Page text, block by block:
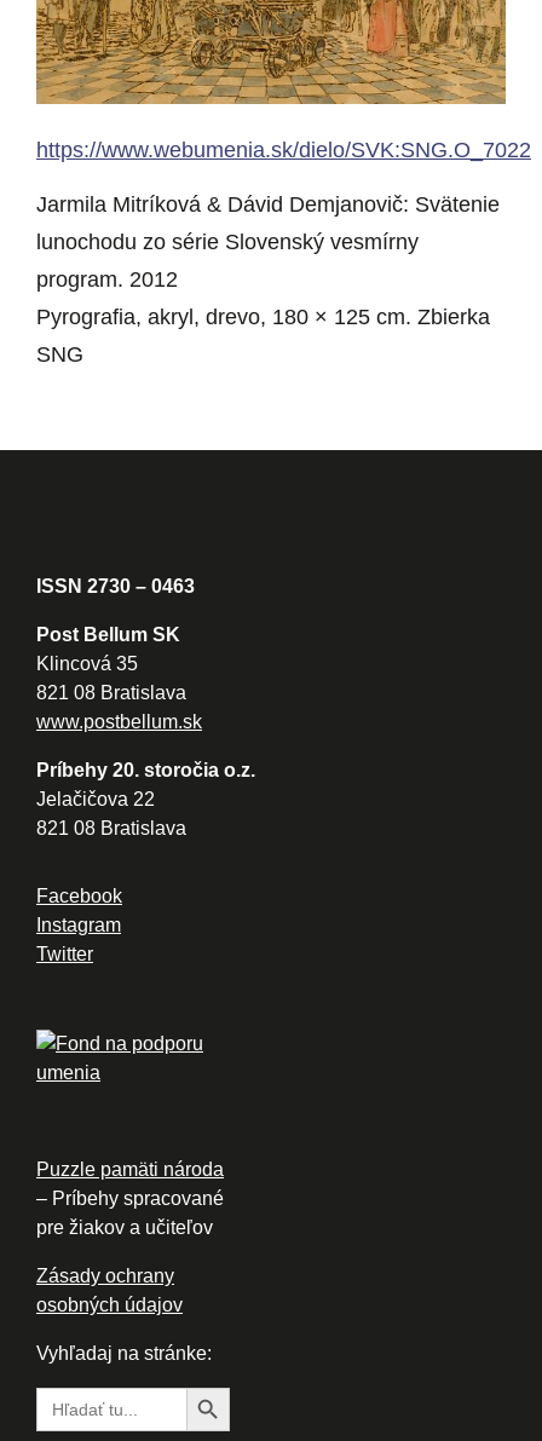
https://www.webumenia.sk/dielo/SVK:SNG.O_7022
Jarmila Mitríková & Dávid Demjanovič: Svätenie
lunochodu zo série Slovenský vesmírny
program. 2012
Pyrografia, akryl, drevo, 180 × 125 cm. Zbierka
SNG
ISSN 2730 – 0463
Post Bellum SK
Klincová 35
821 08 Bratislava
www.postbellum.sk
Príbehy 20. storočia o.z.
Jelačičova 22
821 08 Bratislava
Facebook
Instagram
Twitter
Puzzle pamäti národa
– Príbehy spracované
pre žiakov a učiteľov
Zásady ochrany
osobných údajov
Vyhľadaj na stránke:
Search
for:
Search Button